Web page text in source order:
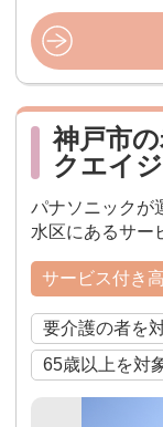
神戸市
クエイ
パナソニックが
水区にあるサー
サービス付き
要介護の者を
65歳以上を対